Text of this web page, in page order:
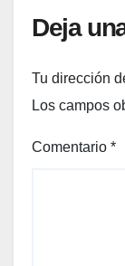
Deja
Tu dirección
Los campos
Comentario *